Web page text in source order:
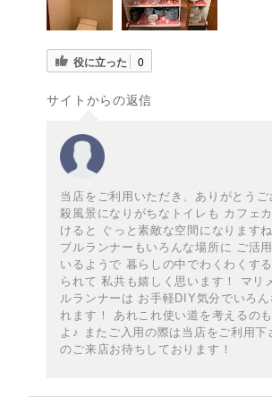
役に立った 0
サイトからの返信
当店をご利用いただき、ありがとうご
殺風景になりがちなトイレも カフェ
けると ぐっと素敵な空間になります
ブルランナーもいろんな場所に ご活
いるようで 暮らしの中でわくわくす
られて 私共も嬉しく思います！ マリ
ルランナーは お手軽DIY気分でいろ
れます！ あれこれ使い道を考えるの
よ♪ またご入用の際は当店をご利用下
のご来店お待ちしております！